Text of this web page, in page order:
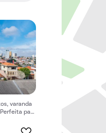
varanda
para